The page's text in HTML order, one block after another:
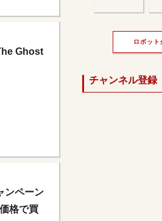
Ghost
ンペーン
格で買
ロボット
チャンネル登録